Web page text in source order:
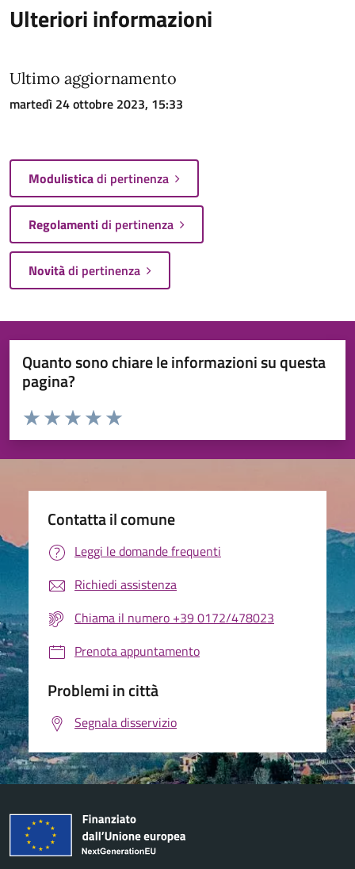
Ulteriori informazioni
Ultimo aggiornamento
martedì 24 ottobre 2023, 15:33
Modulisticadi pertinenza
Regolamentidi pertinenza
Novitàdi pertinenza
Quanto sono chiare le informazioni su questa
pagina?
Valuta da 1 a 5 stelle la pagina
Valuta 5 stelle su 5
Valuta 4 stelle su 5
Valuta 3 stelle su 5
Valuta 2 stelle su 5
Valuta 1 stelle su 5
Contatta il comune
Leggi le domande frequenti
Richiedi assistenza
Chiama il numero +39 0172/478023
Prenota appuntamento
Problemi in città
Segnala disservizio